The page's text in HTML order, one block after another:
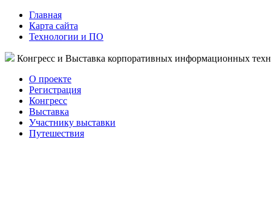
Главная
Карта сайта
Технологии и ПО
Конгресс и Выставка корпоративных информационных
О проекте
Регистрация
Конгресс
Выставка
Участнику выставки
Путешествия